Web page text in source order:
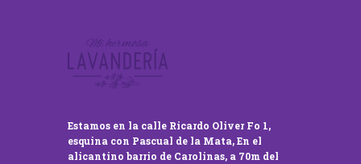
Estamos en la calle Ricardo Oliver Fo 1,
esquina con Pascual de la Mata, En el
alicantino barrio de Carolinas, a 70m del